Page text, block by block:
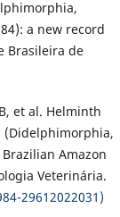
a new record
Brasileira de
et al. Helminth
Amazon
Veterinária.
29612022031)